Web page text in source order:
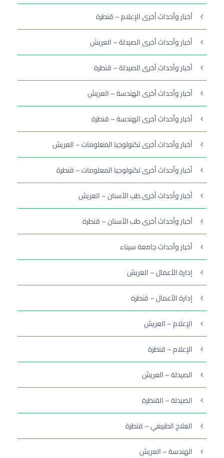
أخبار وأحداث أخرى الإعلام – قنطرة
أخبار وأحداث أخرى الصيدلة – العريش
أخبار وأحداث أخرى الصيدلة – قنطرة
أخبار وأحداث أخرى الهندسة – العريش
أخبار وأحداث أخرى الهندسة – قنطرة
أخبار وأحداث أخرى تكنولوجيا المعلومات – العريش
أخبار وأحداث أخرى تكنولوجيا المعلومات – قنطرة
أخبار وأحداث أخرى طب الأسنان – العريش
أخبار وأحداث أخرى طب الأسنان – قنطرة
أخبار وأحداث جامعة سيناء
إدارة الأعمال – العريش
إدارة الأعمال – قنطرة
الإعلام – العريش
الإعلام – قنطرة
الصيدلة – العريش
الصيدلة – القنطرة
العلاج الطبيعي – قنطرة
الهندسة – العريش